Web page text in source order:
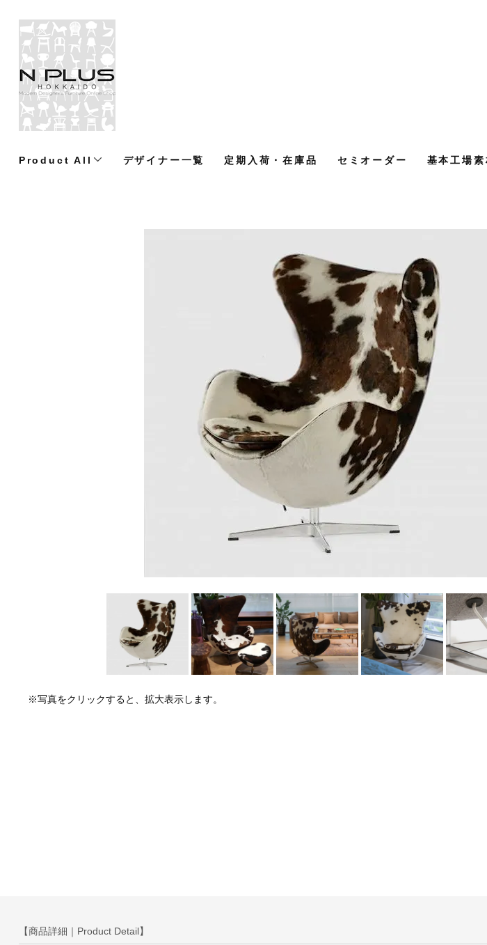
Product All デザイナー一覧 定期入荷・在庫品 セミオーダー 基本工場素
※写真をクリックすると、拡大表示します。
【商品詳細｜Product Detail】